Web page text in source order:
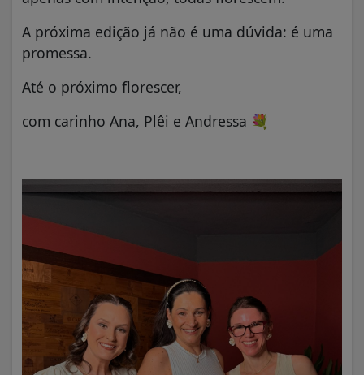
A próxima edição já não é uma dúvida: é uma
promessa.
Até o próximo florescer,
com carinho Ana, Plêi e Andressa 💐